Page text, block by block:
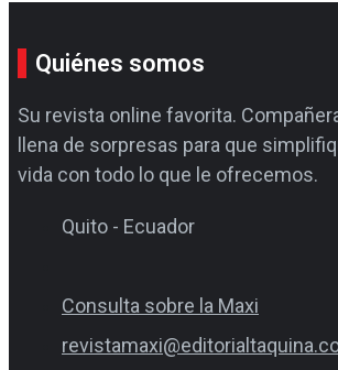
Quiénes somos
Su revista online favorita.
llena de sorpresas para que
vida con todo lo que le ofrecemos.
Quito - Ecuador
Consulta sobre la Maxi